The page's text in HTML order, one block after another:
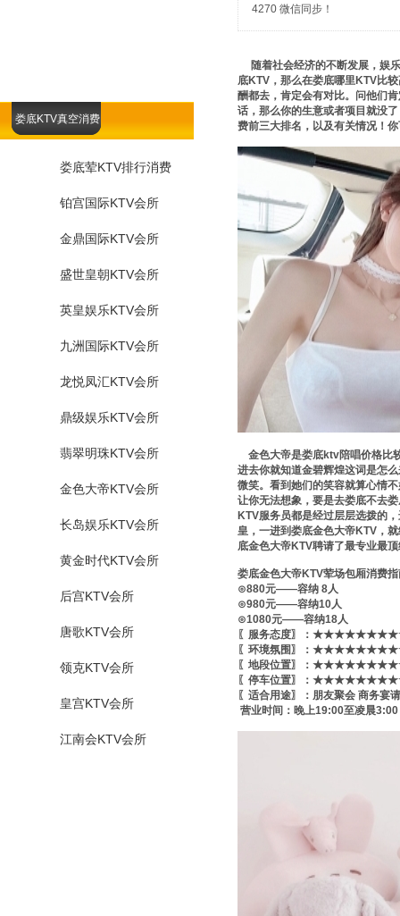
娄底KTV真空消费
娄底荤KTV排行消费
铂宫国际KTV会所
金鼎国际KTV会所
盛世皇朝KTV会所
英皇娱乐KTV会所
九洲国际KTV会所
龙悦凤汇KTV会所
鼎级娱乐KTV会所
翡翠明珠KTV会所
金色大帝KTV会所
长岛娱乐KTV会所
黄金时代KTV会所
后宫KTV会所
唐歌KTV会所
领克KTV会所
皇宫KTV会所
江南会KTV会所
4270 微信同步！
随着社会经济的不断发展，娱
底KTV，那么在娄底哪里KTV比
酬都去，肯定会有对比。问他们
话，那么你的生意或者项目就没
费前三大排名，以及有关情况！
金色大帝是娄底ktv陪唱价格比
进去你就知道金碧辉煌这词是怎
微笑。看到她们的笑容就算心情
让你无法想象，要是去娄底不去
KTV服务员都是经过层层选拨的
皇，一进到娄底金色大帝KTV，
底金色大帝KTV聘请了最专业最
娄底金色大帝KTV荤场包厢消费
⊙880元——容纳 8人
⊙980元——容纳10人
⊙1080元——容纳18人
〖服务态度〗：
〖环境氛围〗：
〖地段位置〗：
〖停车位置〗：
〖适合用途〗：朋友聚会 商务宴请
营业时间：晚上19:00至凌晨3:00